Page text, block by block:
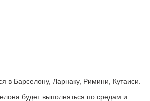
в Барселону, Ларнаку, Римини, Кутаиси.
будет выполняться по средам и